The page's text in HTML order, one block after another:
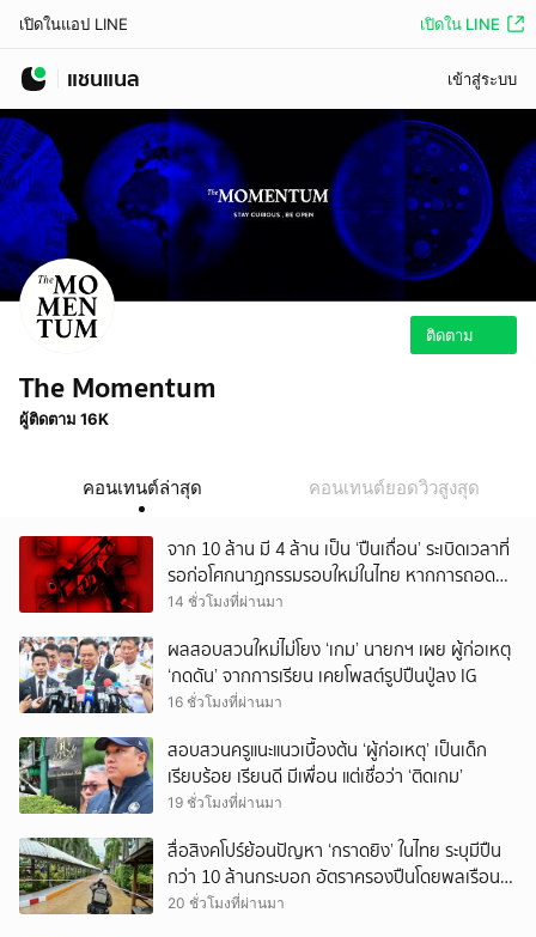
เปิดในแอป LINE เปิดใน LINE
แชนแนล เข้าสู่ระบบ
ติดตาม
The Momentum
ผู้ติดตาม 16K
คอนเทนต์ล่าสุด คอนเทนต์ยอดวิวสูงสุด
จาก 10 ล้าน มี 4 ล้าน เป็น ‘ปืนเถื่อน’ ระเบิดเวลาที่
รอก่อโศกนาฏกรรมรอบใหม่ในไทย หากการถอดบท
เรียนของรัฐเป็นเพียง ‘ลมปาก’
14 ชั่วโมงที่ผ่านมา
ผลสอบสวนใหม่ไม่โยง ‘เกม’ นายกฯ เผย ผู้ก่อเหตุ
‘กดดัน’ จากการเรียน เคยโพสต์รูปปืนปู่ลง IG
16 ชั่วโมงที่ผ่านมา
สอบสวนครูแนะแนวเบื้องต้น ‘ผู้ก่อเหตุ’ เป็นเด็ก
เรียบร้อย เรียนดี มีเพื่อน แต่เชื่อว่า ‘ติดเกม’
19 ชั่วโมงที่ผ่านมา
สื่อสิงคโปร์ย้อนปัญหา ‘กราดยิง’ ในไทย ระบุมีปืน
กว่า 10 ล้านกระบอก อัตราครองปืนโดยพลเรือน
สูงที่สุดในภูมิภาค
20 ชั่วโมงที่ผ่านมา